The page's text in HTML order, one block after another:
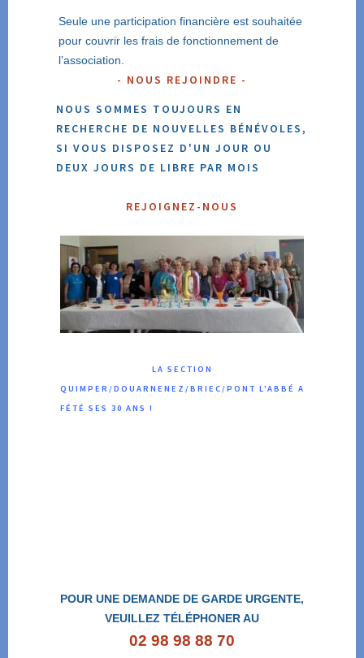
Seule une participation financière est souhaitée
pour couvrir les frais de fonctionnement de
l’association.
NOUS REJOINDRE
NOUS SOMMES TOUJOURS EN
RECHERCHE DE NOUVELLES BÉNÉVOLES,
SI VOUS DISPOSEZ D'UN JOUR OU
DEUX JOURS DE LIBRE PAR MOIS
REJOIGNEZ-NOUS
LA SECTION
QUIMPER/DOUARNENEZ/BRIEC/PONT L'ABBÉ A
FÉTÉ SES 30 ANS !
POUR UNE DEMANDE DE GARDE URGENTE,
VEUILLEZ TÉLÉPHONER AU
02 98 98 88 70